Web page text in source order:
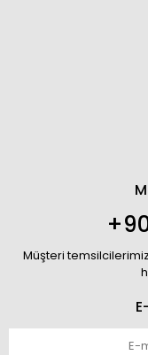
Müşteri